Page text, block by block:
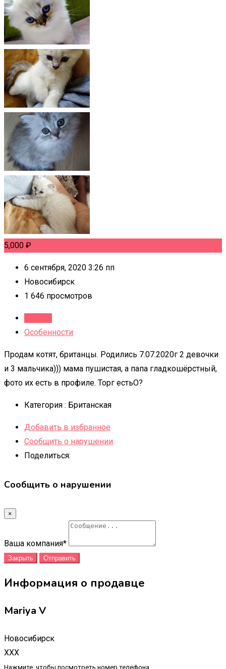
5,000 ₽
6 сентября, 2020 3:26 пп
Новосибирск
1 646 просмотров
Особенности
Продам котят, британцы. Родились 7.07.2020г 2 девочки
и 3 мальчика))) мама пушистая, а папа гладкошёрстный,
фото их есть в профиле. Торг естьO?
Категория : Британская
Добавить в избранное
Сообщить о нарушении
Поделиться:
Сообщить о нарушении
×
Ваша компания*
Закрыть Отправить
Информация о продавце
Mariya V
Новосибирск
XXX
Нажмите, чтобы посмотреть номер телефона